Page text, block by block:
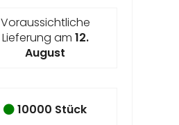
Voraussichtliche
Lieferung am 12.
August
10000 Stück